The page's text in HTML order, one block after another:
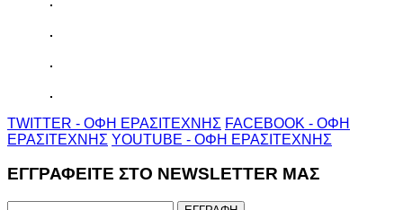
TWITTER - ΟΦΗ ΕΡΑΣΙΤΕΧΝΗΣ FACEBOOK - ΟΦΗ
ΕΡΑΣΙΤΕΧΝΗΣ YOUTUBE - ΟΦΗ ΕΡΑΣΙΤΕΧΝΗΣ
ΕΓΓΡΑΦΕΙΤΕ ΣΤΟ NEWSLETTER ΜΑΣ